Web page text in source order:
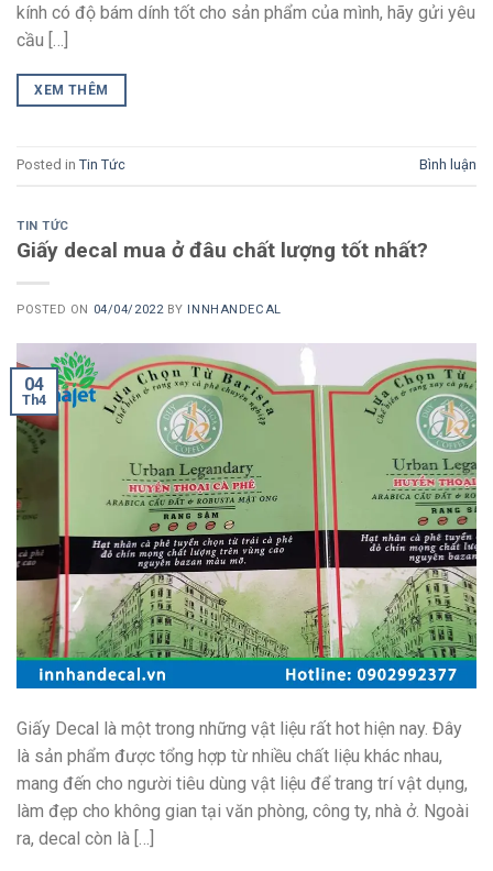
kính có độ bám dính tốt cho sản phẩm của mình, hãy gửi yêu
cầu […]
XEM THÊM
Posted in Tin Tức Bình luận
TIN TỨC
Giấy decal mua ở đâu chất lượng tốt nhất?
POSTED ON 04/04/2022BY INNHANDECAL
04
Th4
Giấy Decal là một trong những vật liệu rất hot hiện nay. Đây
là sản phẩm được tổng hợp từ nhiều chất liệu khác nhau,
mang đến cho người tiêu dùng vật liệu để trang trí vật dụng,
làm đẹp cho không gian tại văn phòng, công ty, nhà ở. Ngoài
ra, decal còn là […]